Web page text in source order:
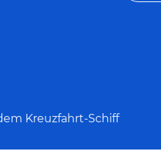
Kreuzfahrt-Schiff